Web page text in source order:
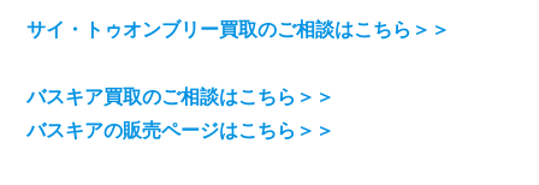
サイ・トゥオンブリー買取のご相談はこちら＞＞
バスキア買取のご相談はこちら＞＞
バスキアの販売ページはこちら＞＞